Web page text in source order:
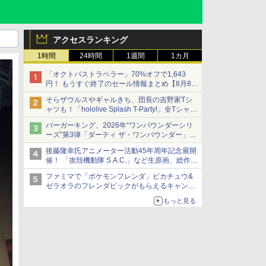
アクセスランキング
1時間 24時間 1週間 1カ月
「オクトパストラベラー」70%オフで1,643
円！ もうすぐ終了のセール情報まとめ【8月8日
更新】
ニンテンドーeショップでは「大神 絶景版」が
67%オフで990円
そらザウルスやギャルきち、団長の吉野家Tシ
ャツも！「hololive Splash T-Party!」全Tシャツ
ラインナップ公開＆オンライン販売開始
バーガーキング、2026年“ワンパウンダーシリ
ーズ”第3弾「ダーティ ザ・ワンパウンダー」を
8月7日発売
「特製ガーリックマヨソース」を使用した超大
型チーズバーガー
後藤隆幸氏アニメーター活動45年周年記念展開
催！ 「攻殻機動隊 S.A.C.」など生原画、総作画
監督修正が展示
ファミマで「ポケモンフレンダ」ピカチュウ&
ゼラオラのフレンダピックがもらえるキャンペ
もっと見る